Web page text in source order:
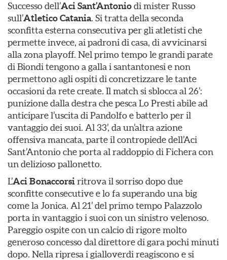
Successo dell’Aci Sant’Antoniodi mister Russo
sull’Atletico Catania. Si tratta della seconda
sconfitta esterna consecutiva per gli atletisti che
permette invece, ai padroni di casa, di avvicinarsi
alla zona playoff. Nel primo tempo le grandi parate
di Biondi tengono a galla i santantonesi e non
permettono agli ospiti di concretizzare le tante
occasioni da rete create. Il match si sblocca al 26’:
punizione dalla destra che pesca Lo Presti abile ad
anticipare l’uscita di Pandolfo e batterlo per il
vantaggio dei suoi. Al 33’, da un’altra azione
offensiva mancata, parte il contropiede dell’Aci
Sant’Antonio che porta al raddoppio di Fichera con
un delizioso pallonetto.
L’Aci Bonaccorsiritrova il sorriso dopo due
sconfitte consecutive e lo fa superando una big
come la Jonica. Al 21’ del primo tempo Palazzolo
porta in vantaggio i suoi con un sinistro velenoso.
Pareggio ospite con un calcio di rigore molto
generoso concesso dal direttore di gara pochi minuti
dopo. Nella ripresa i gialloverdi reagiscono e si